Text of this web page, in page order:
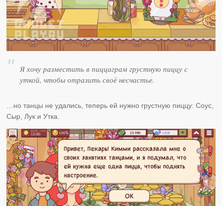
Я хочу разместить в пиццаграм грустную пиццу с
уткой, чтобы отразить своё несчастье.
…но танцы не удались, теперь ей нужно грустную пиццу: Соус,
Сыр, Лук и Утка.